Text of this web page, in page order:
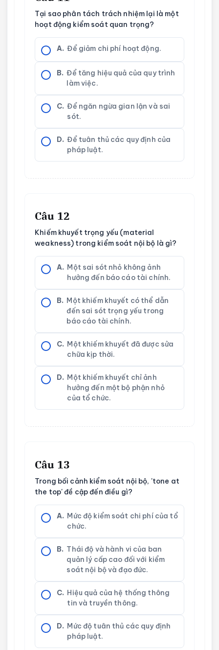
Tại sao phân tách trách nhiệm lại là một
hoạt động kiểm soát quan trọng?
A. Để giảm chi phí hoạt động.
B. Để tăng hiệu quả của quy trình
làm việc.
C. Để ngăn ngừa gian lận và sai
sót.
D. Để tuân thủ các quy định của
pháp luật.
Câu 12
Khiếm khuyết trọng yếu (material
weakness) trong kiểm soát nội bộ là gì?
A. Một sai sót nhỏ không ảnh
hưởng đến báo cáo tài chính.
B. Một khiếm khuyết có thể dẫn
đến sai sót trọng yếu trong
báo cáo tài chính.
C. Một khiếm khuyết đã được sửa
chữa kịp thời.
D. Một khiếm khuyết chỉ ảnh
hưởng đến một bộ phận nhỏ
của tổ chức.
Câu 13
Trong bối cảnh kiểm soát nội bộ, 'tone at
the top' đề cập đến điều gì?
A. Mức độ kiểm soát chi phí của tổ
chức.
B. Thái độ và hành vi của ban
quản lý cấp cao đối với kiểm
soát nội bộ và đạo đức.
C. Hiệu quả của hệ thống thông
tin và truyền thông.
D. Mức độ tuân thủ các quy định
pháp luật.